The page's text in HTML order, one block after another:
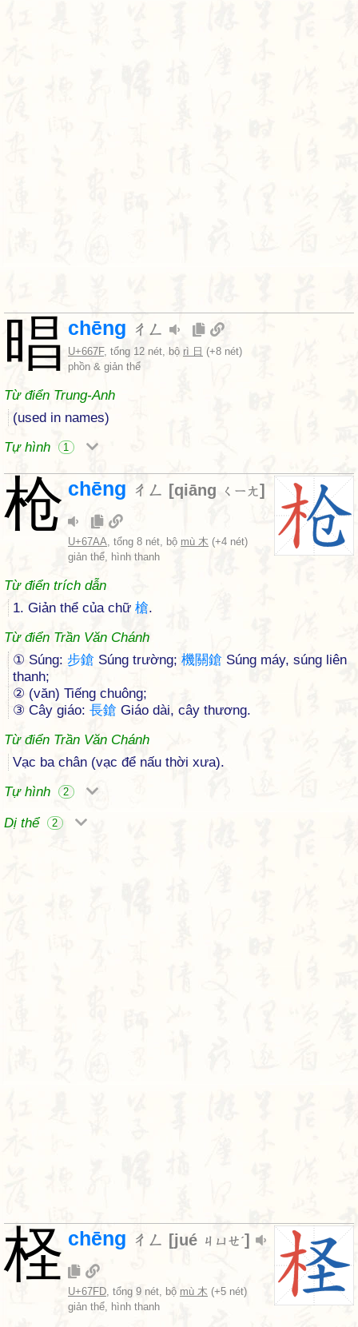
晿 chēng ㄔㄥ
U+667F, tổng 12 nét, bộ rì 日 (+8 nét)
phồn & giản thể
Từ điển Trung-Anh
(used in names)
Tự hình
1
枪 chēng ㄔㄥ [qiāng ㄑㄧㄤ]
U+67AA, tổng 8 nét, bộ mù 木 (+4 nét)
giản thể, hình thanh
Từ điển trích dẫn
1. Giản thể của chữ 槍.
Từ điển Trần Văn Chánh
① Súng: 步鎗 Súng trường; 機關鎗 Súng máy, súng liên
thanh;
② (văn) Tiếng chuông;
③ Cây giáo: 長鎗 Giáo dài, cây thương.
Từ điển Trần Văn Chánh
Vạc ba chân (vạc để nấu thời xưa).
Tự hình
2
Dị thể 2
柽 chēng ㄔㄥ [jué ㄐㄩㄝˊ]
U+67FD, tổng 9 nét, bộ mù 木 (+5 nét)
giản thể, hình thanh